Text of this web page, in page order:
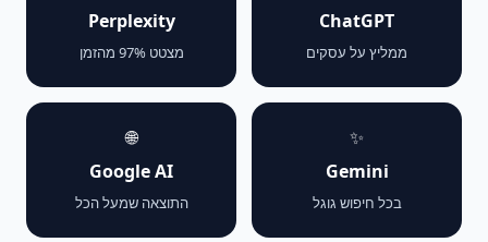
ChatGPT
ממליץ על עסקים
Perplexity
מצטט 97% מהזמן
✨
Gemini
בכל חיפוש גוגל
🌐
Google AI
התוצאה שמעל הכל